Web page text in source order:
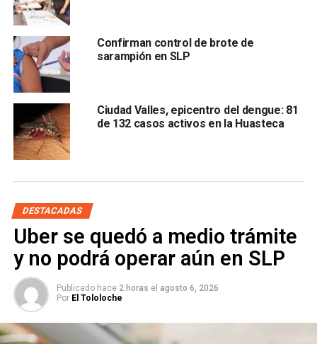
Finalmente, hasta hoy
personas por este virus, 35 de ellas estables 49
graves y 19 intubadas.
Lee también
Zona Universitaria
ARTÍCULOS RELACIONADOS:
DEFUNCIONES
SIGUIENTE
nuevo partido a nivel nacional
NO TE PIERDAS
Tras accidente, aprueban rehabilitación de Avenida
Chapultepec
Confirman control de brote de
sarampión en SLP
Ciudad Valles, epicentro del dengue: 81
de 132 casos activos en la Huasteca
DESTACADAS
Uber se quedó a medio trámite
y no podrá operar aún en SLP
Publicado hace 2 horas el agosto 6, 2026
Por El Tololoche